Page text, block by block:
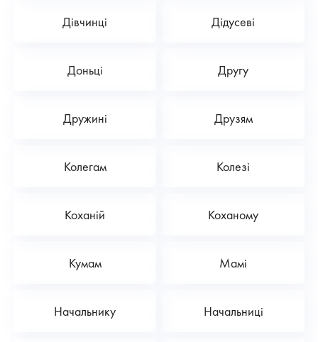
Дівчинці Дідусеві
Доньці Другу
Дружині Друзям
Колегам Колезі
Коханій Коханому
Кумам Мамі
Начальнику Начальниці